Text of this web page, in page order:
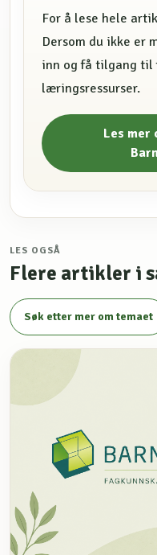
For å lese hele
Dersom du ikke er
inn og få tilgang til
læringsressurser.
Les mer
LES OGSÅ
Flere artikler i
Søk etter mer om temaet